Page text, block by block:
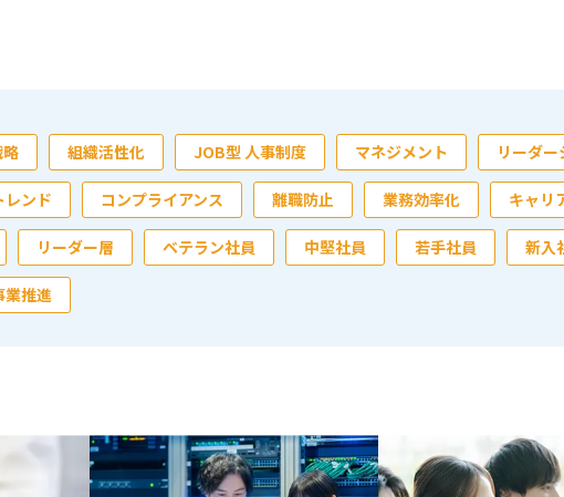
組織活性化 JOB型 人事制度 マネジメント リーダ
レンド コンプライアンス 離職防止 業務効率化 キャリ
リーダー層 ベテラン社員 中堅社員 若手社員 新入
業推進